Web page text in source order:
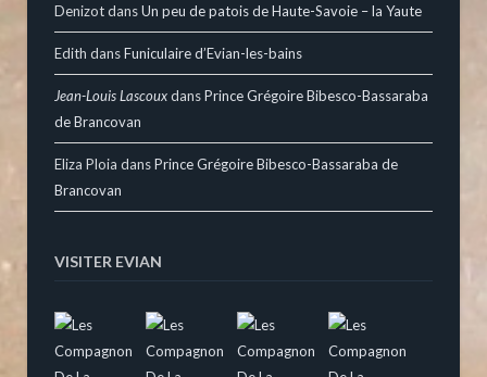
DenizotdansUn peu de patois de Haute-Savoie – la Yaute
Edith dansFuniculaire d’Evian-les-bains
Jean-Louis LascouxdansPrince Grégoire Bibesco-Bassaraba
de Brancovan
Eliza Ploia dansPrince Grégoire Bibesco-Bassaraba de
Brancovan
VISITER EVIAN